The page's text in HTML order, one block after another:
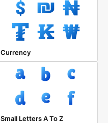
Currency
Small Letters A To Z